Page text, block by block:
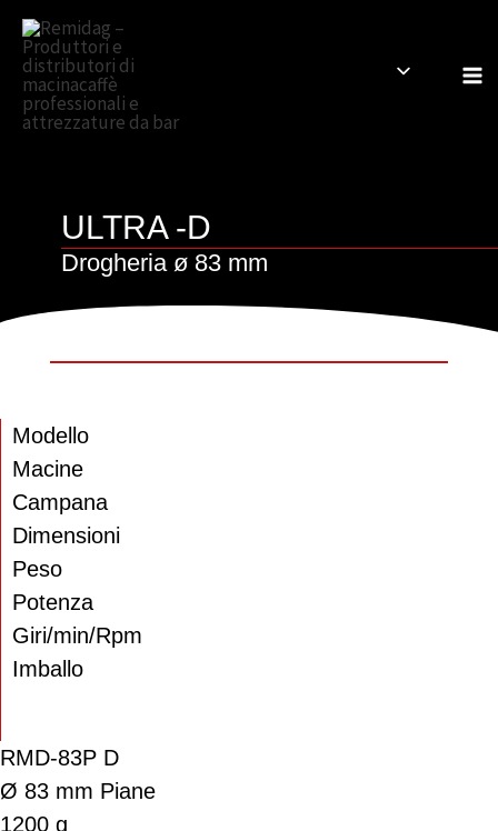
contenuto
ULTRA -D
Drogheria ø 83 mm
Modello
Macine
Campana
Dimensioni
Peso
Potenza
Giri/min/Rpm
Imballo
RMD-83P D
Ø 83 mm Piane
1200 g